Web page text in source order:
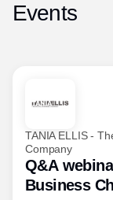
Events
TANIA ELLIS -
Company
Q&A
Business